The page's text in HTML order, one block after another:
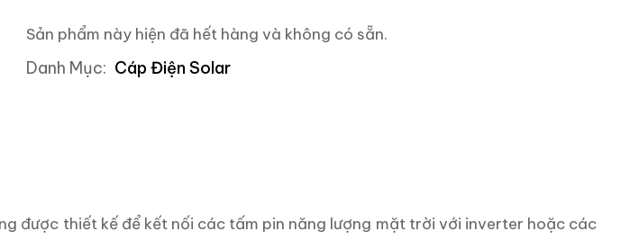
Sản phẩm này hiện đã hết hàng và không có sẵn.
Danh Mục: Cáp Điện Solar
được thiết kế để kết nối các tấm pin năng lượng mặt trời với inverter hoặc các